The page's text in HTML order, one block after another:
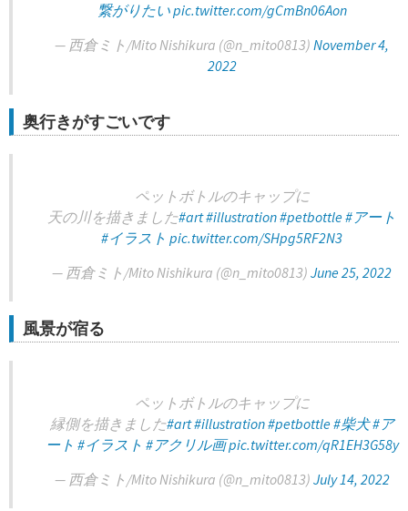
繋がりたいpic.twitter.com/gCmBn06Aon
— 西倉ミト/Mito Nishikura (@n_mito0813) November 4,
2022
奥行きがすごいです
ペットボトルのキャップに
天の川を描きました#art#illustration#petbottle#アート
#イラスト pic.twitter.com/SHpg5RF2N3
— 西倉ミト/Mito Nishikura (@n_mito0813) June 25, 2022
風景が宿る
ペットボトルのキャップに
縁側を描きました#art#illustration#petbottle#柴犬#ア
ート #イラスト #アクリル画pic.twitter.com/qR1EH3G58y
— 西倉ミト/Mito Nishikura (@n_mito0813) July 14, 2022